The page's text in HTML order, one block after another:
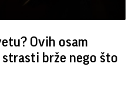
Ovih osam
brže nego što